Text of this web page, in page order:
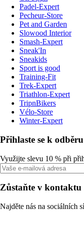
Padel-Expert
Pecheur-Store
Pet and Garden
Slowood Interior
Smash-Expert
Sneak'In
Sneakids
Sport is good
Training-Fit
Trek-Expert
Triathlon-Expert
TripnBikers
Vélo-Store
Winter-Expert
Přihlaste se k
Využijte slevu 10 % při
Zůstaňte v kontaktu
Najděte nás na sociálních